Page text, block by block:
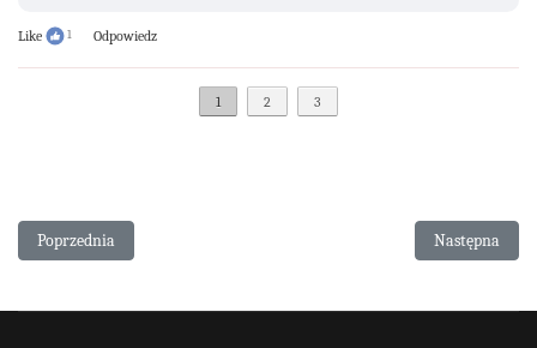
Like 1 Odpowiedz
1 2 3
Poprzednia strona: Tort w stylu number cake (bezglutenowy)
Poprzednia Następna
Następna